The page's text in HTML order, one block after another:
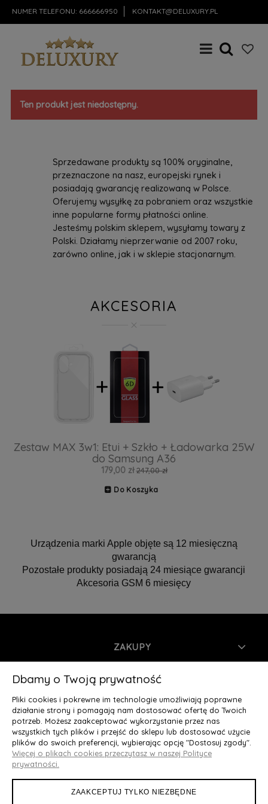
NUMER TELEFONU: 666666950 KONTAKT@DELUXURY.PL
Ten produkt jest niedostępny.
Sprzedawane produkty są 100% oryginalne,
przeznaczone na nasz, europejski rynek i
posiadają gwarancję realizowaną w Polsce.
Oferujemy wysyłkę za pobraniem oraz wszystkie
inne popularne formy płatności online.
Jesteśmy polskim sklepem, wysyłamy towary z
Polski. Działamy nieprzerwanie od 2007 roku,
zarówno online, jak i w sklepie stacjonarnym.
AKCESORIA
Zestaw MAX 3w1: Etui + Szkło + Ładowarka 25W
do Samsung A36
179,00 zł 247,00 zł
Do Koszyka
Urządzenia marki Apple objęte są 12 miesięczną
gwarancją
Pozostałe produkty posiadają 24 miesiące gwarancji
Akcesoria GSM 6 miesięcy
ZAKUPY
INFORMACJE
MOJE KONTO
O NAS
Deluxury.pl
Dbamy o Twoją prywatność
Pliki cookies i pokrewne im technologie umożliwiają poprawne
działanie strony i pomagają nam dostosować ofertę do Twoich
potrzeb. Możesz zaakceptować wykorzystanie przez nas
wszystkich tych plików i przejść do sklepu lub dostosować użycie
plików do swoich preferencji, wybierając opcję "Dostosuj zgody".
Więcej o plikach cookies przeczytasz w naszej Polityce
prywatności.
ZAAKCEPTUJ TYLKO NIEZBĘDNE